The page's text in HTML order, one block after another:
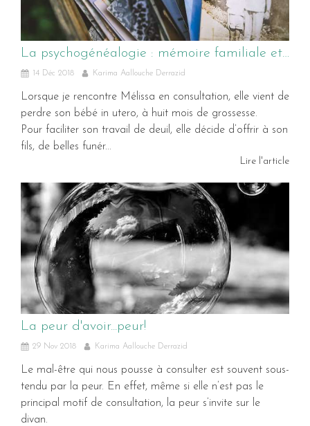
La psychogénéalogie : mémoire familiale et transmission
14 Déc 2018 Karima Aallouche Derrazid
Lorsque je rencontre Mélissa en consultation, elle vient de
perdre son bébé in utero, à huit mois de grossesse.
Pour faciliter son travail de deuil, elle décide d’offrir à son
fils, de belles funér...
Lire l'article
La peur d'avoir...peur!
29 Nov 2018 Karima Aallouche Derrazid
Le mal-être qui nous pousse à consulter est souvent sous-
tendu par la peur. En effet, même si elle n’est pas le
principal motif de consultation, la peur s’invite sur le
divan.